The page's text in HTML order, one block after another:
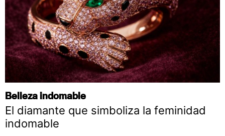
Belleza indomable
El diamante que simboliza la feminidad
indomable